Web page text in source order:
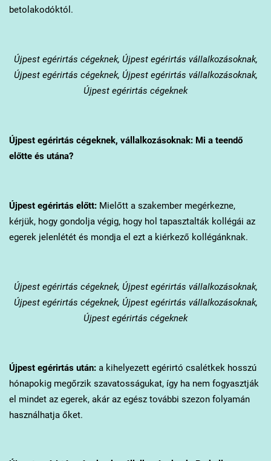
betolakodóktól.
Újpestegérirtás cégeknek, Újpest egérirtás vállalkozásoknak,
Újpest egérirtás cégeknek, Újpest egérirtás vállalkozásoknak,
Újpest egérirtás cégeknek
Újpestegérirtás cégeknek, vállalkozásoknak: Mi a teendő
előtte és utána?
Újpestegérirtás előtt:Mielőtt a szakember megérkezne,
kérjük, hogy gondolja végig, hogy hol tapasztalták kollégái az
egerek jelenlétét és mondja el ezt a kiérkező kollégánknak.
Újpestegérirtás cégeknek, Újpest egérirtás vállalkozásoknak,
Újpest egérirtás cégeknek, Újpest egérirtás vállalkozásoknak,
Újpest egérirtás cégeknek
Újpestegérirtás után:a kihelyezett egérirtó csalétkek hosszú
hónapokig megőrzik szavatosságukat, így ha nem fogyasztják
el mindet az egerek, akár az egész további szezon folyamán
használhatja őket.